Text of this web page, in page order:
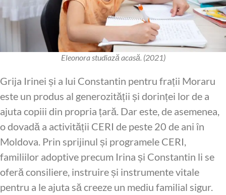
Eleonora studiază acasă. (2021)
Grija Irinei și a lui Constantin pentru frații Moraru
este un produs al generozității și dorinței lor de a
ajuta copiii din propria țară. Dar este, de asemenea,
o dovadă a activității CERI de peste 20 de ani în
Moldova. Prin sprijinul și programele CERI,
familiilor adoptive precum Irina și Constantin li se
oferă consiliere, instruire și instrumente vitale
pentru a le ajuta să creeze un mediu familial sigur.